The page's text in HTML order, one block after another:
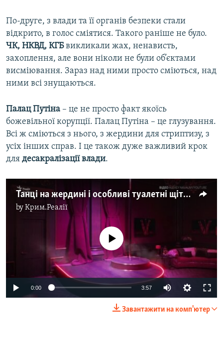
По-друге, з влади та її органів безпеки стали
відкрито, в голос сміятися. Такого раніше не було.
ЧК, НКВД, КГБвикликали жах, ненависть,
захоплення, але вони ніколи не були об’єктами
висміювання. Зараз над ними просто сміються, над
ними всі знущаються.
Палац Путіна – це не просто факт якоїсь
божевільної корупції. Палац Путіна – це глузування.
Всі ж сміються з нього, з жердини для стриптизу, з
усіх інших справ. І це також дуже важливий крок
для десакралізації влади.
Танці на жердині і особливі туалетні щітки: мільйони дивляться відео Навального про ймовірний палац Путіна
byКрим.Реалії
No media source currently available
0:00 3:57
Завантажити на комп'ютер